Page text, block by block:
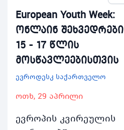
European Youth Week:
ონლაინ შეხვედრები
15 - 17 წლის
მოსწავლეებისთვის
ევროდესკ საქართველო
ოთხ, 29 აპრილი
ევროპის კვირეულის